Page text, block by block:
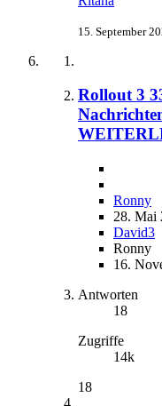
15. September
Rollout 3
Ronny
28. Mai
David3
Ronny
16.
Antworten
18
Zugriffe
14k
18